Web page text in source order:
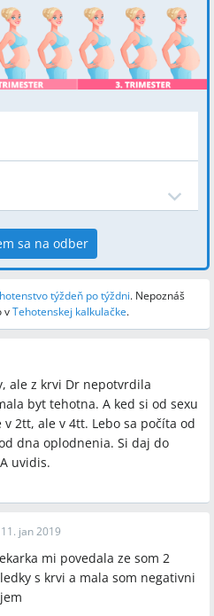
sa na odber
týždeň po týždni. Nepoznáš
vTehotenskej kalkulačke.
ale z krvi Dr nepotvrdila
byt tehotna. A ked si od sexu
2tt, ale v 4tt. Lebo sa počíta od
dna oplodnenia. Si daj do
uvidis.
11. jan 2019
mi povedala ze som 2
s krvi a mala som negativni